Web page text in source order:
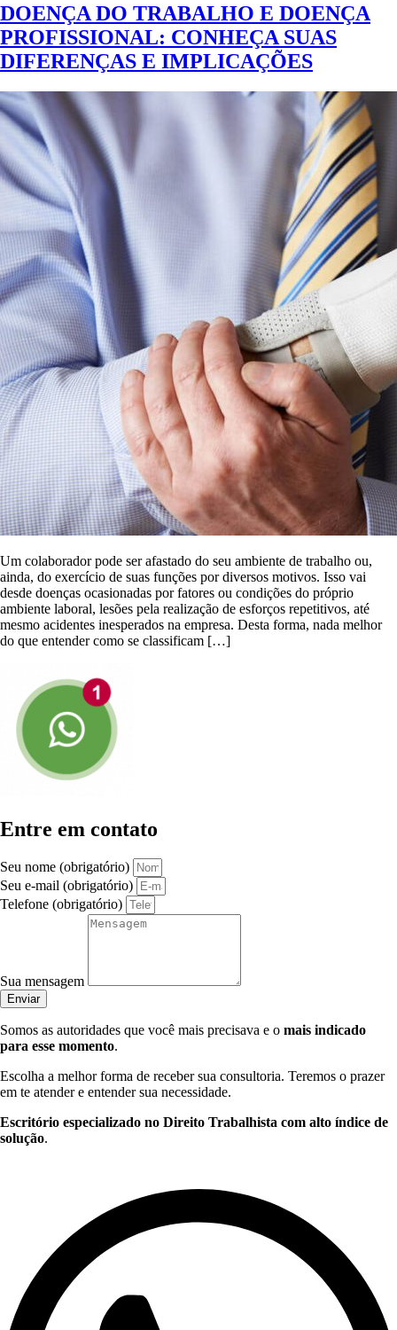
DOENÇA DO TRABALHO E DOENÇA
PROFISSIONAL: CONHEÇA SUAS
DIFERENÇAS E IMPLICAÇÕES
Um colaborador pode ser afastado do seu ambiente de trabalho ou,
ainda, do exercício de suas funções por diversos motivos. Isso vai
desde doenças ocasionadas por fatores ou condições do próprio
ambiente laboral, lesões pela realização de esforços repetitivos, até
mesmo acidentes inesperados na empresa. Desta forma, nada melhor
do que entender como se classificam […]
Entre em contato
Seu nome (obrigatório)
Seu e-mail (obrigatório)
Telefone (obrigatório)
Sua mensagem
Enviar
Somos as autoridades que você mais precisava e o mais indicado
para esse momento.
Escolha a melhor forma de receber sua consultoria. Teremos o prazer
em te atender e entender sua necessidade.
Escritório especializado no Direito Trabalhista com alto índice de
solução.